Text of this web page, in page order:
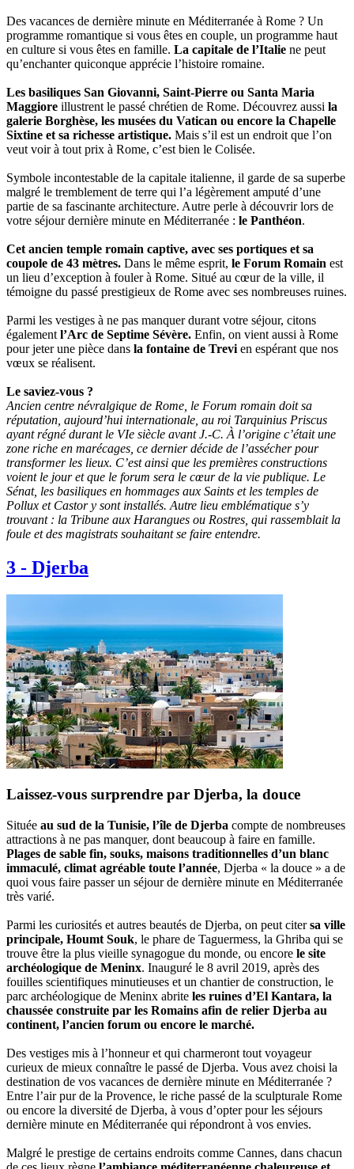
Des vacances de dernière minute en Méditerranée à Rome ? Un
programme romantique si vous êtes en couple, un programme haut
en culture si vous êtes en famille. La capitale de l’Italie ne peut
qu’enchanter quiconque apprécie l’histoire romaine.
Les basiliques San Giovanni, Saint-Pierre ou Santa Maria
Maggiore illustrent le passé chrétien de Rome. Découvrez aussi la
galerie Borghèse, les musées du Vatican ou encore la Chapelle
Sixtine et sa richesse artistique. Mais s’il est un endroit que l’on
veut voir à tout prix à Rome, c’est bien le Colisée.
Symbole incontestable de la capitale italienne, il garde de sa superbe
malgré le tremblement de terre qui l’a légèrement amputé d’une
partie de sa fascinante architecture. Autre perle à découvrir lors de
votre séjour dernière minute en Méditerranée : le Panthéon.
Cet ancien temple romain captive, avec ses portiques et sa
coupole de 43 mètres. Dans le même esprit, le Forum Romain est
un lieu d’exception à fouler à Rome. Situé au cœur de la ville, il
témoigne du passé prestigieux de Rome avec ses nombreuses ruines.
Parmi les vestiges à ne pas manquer durant votre séjour, citons
également l’Arc de Septime Sévère. Enfin, on vient aussi à Rome
pour jeter une pièce dans la fontaine de Trevi en espérant que nos
vœux se réalisent.
Le saviez-vous ?
Ancien centre névralgique de Rome, le Forum romain doit sa
réputation, aujourd’hui internationale, au roi Tarquinius Priscus
ayant régné durant le VIe siècle avant J.-C. À l’origine c’était une
zone riche en marécages, ce dernier décide de l’assécher pour
transformer les lieux. C’est ainsi que les premières constructions
voient le jour et que le forum sera le cœur de la vie publique. Le
Sénat, les basiliques en hommages aux Saints et les temples de
Pollux et Castor y sont installés. Autre lieu emblématique s’y
trouvant : la Tribune aux Harangues ou Rostres, qui rassemblait la
foule et des magistrats souhaitant se faire entendre.
3 - Djerba
Laissez-vous surprendre par Djerba, la douce
Située au sud de la Tunisie, l’île de Djerba compte de nombreuses
attractions à ne pas manquer, dont beaucoup à faire en famille.
Plages de sable fin, souks, maisons traditionnelles d’un blanc
immaculé, climat agréable toute l’année, Djerba « la douce » a de
quoi vous faire passer un séjour de dernière minute en Méditerranée
très varié.
Parmi les curiosités et autres beautés de Djerba, on peut citersa ville
principale, Houmt Souk, le phare de Taguermess, la Ghriba qui se
trouve être la plus vieille synagogue du monde, ou encore le site
archéologique de Meninx. Inauguré le 8 avril 2019, après des
fouilles scientifiques minutieuses et un chantier de construction, le
parc archéologique de Meninx abrite les ruines d’El Kantara, la
chaussée construite par les Romains afin de relier Djerba au
continent, l’ancien forum ou encore le marché.
Des vestiges mis à l’honneur et qui charmeront tout voyageur
curieux de mieux connaître le passé de Djerba. Vous avez choisi la
destination de vos vacances de dernière minute en Méditerranée ?
Entre l’air pur de la Provence, le riche passé de la sculpturale Rome
ou encore la diversité de Djerba, à vous d’opter pour les séjours
dernière minute en Méditerranée qui répondront à vos envies.
Malgré le prestige de certains endroits comme Cannes, dans chacun